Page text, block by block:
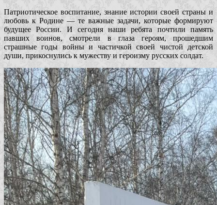
Патриотическое воспитание, знание истории своей страны и
любовь к Родине — те важные задачи, которые формируют
будущее России. И сегодня наши ребята почтили память
павших воинов, смотрели в глаза героям, прошедшим
страшные годы войны и частичкой своей чистой детской
души, прикоснулись к мужеству и героизму русских солдат.